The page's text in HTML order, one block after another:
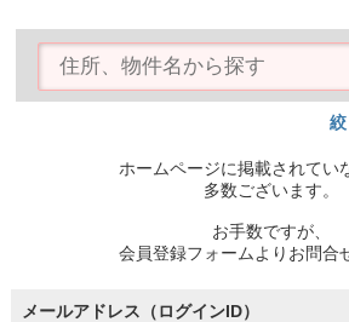
物件を探す
購入TOP
条件から探す
住宅ローン控除シミュレータホームページに掲載されてい
多数ございます。
お手数ですが、
会員登録フォームよりお問合
メールアドレス（ログインID）